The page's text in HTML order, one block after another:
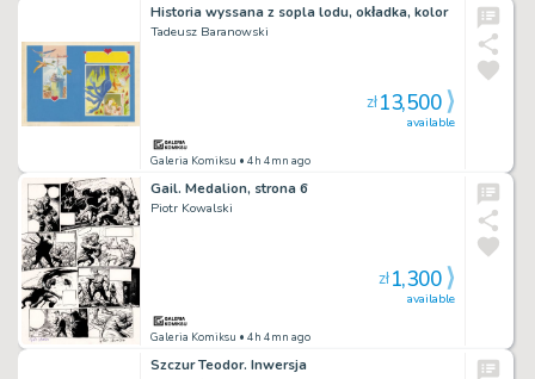
Historia wyssana z sopla lodu, okładka, kolor
Tadeusz Baranowski
Galeria Komiksu • 4h 4mn ago
available
zł13,500
Gail. Medalion, strona 6
Piotr Kowalski
Galeria Komiksu • 4h 4mn ago
available
zł1,300
Szczur Teodor. Inwersja